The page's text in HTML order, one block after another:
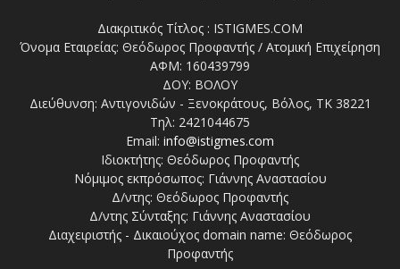
Διακριτικός Τίτλος : ISTIGMES.COM
Όνομα Εταιρείας: Θεόδωρος Προφαντής / Ατομική Επιχείρηση
ΑΦΜ: 160439799
ΔΟΥ: ΒΟΛΟΥ
Διεύθυνση: Αντιγονιδών - Ξενοκράτους, Βόλος, ΤΚ 38221
Τηλ: 2421044675
Email: info@istigmes.com
Ιδιοκτήτης: Θεόδωρος Προφαντής
Νόμιμος εκπρόσωπος: Γιάννης Αναστασίου
Δ/ντης: Θεόδωρος Προφαντής
Δ/ντης Σύνταξης: Γιάννης Αναστασίου
Διαχειριστής - Δικαιούχος domain name: Θεόδωρος
Προφαντής